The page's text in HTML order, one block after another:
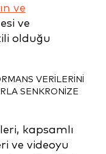
ve
ve
olduğu
VERILERINI
SENKRONIZE
kapsamlı
ve videoyu